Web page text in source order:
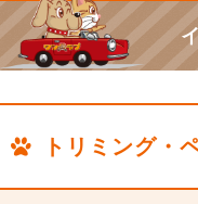
トリミング・